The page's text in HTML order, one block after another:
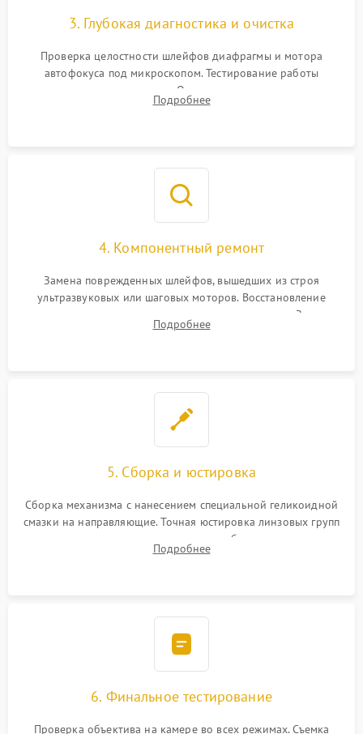
3. Глубокая диагностика и очистка
Проверка целостности шлейфов диафрагмы и мотора
автофокуса под микроскопом. Тестирование работы
электромагнитного привода. Очистка оптических элементов
от пыли, следов влаги и грибка спецрастворами без
Подробнее
4. Компонентный ремонт
Замена поврежденных шлейфов, вышедших из строя
ультразвуковых или шаговых моторов. Восстановление
геометрии направляющих при заклинивании зума. Замена
неисправного блока диафрагмы, датчиков положения или
Подробнее
5. Сборка и юстировка
Сборка механизма с нанесением специальной геликоидной
смазки на направляющие. Точная юстировка линзовых групп
программным или механическим способом для устранения
бэк
Подробнее
6. Финальное тестирование
Проверка объектива на камере во всех режимах. Съемка